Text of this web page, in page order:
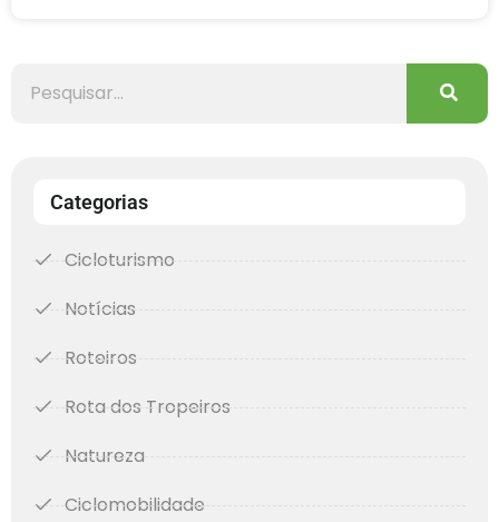
Categorias
Cicloturismo
Notícias
Roteiros
Rota dos Tropeiros
Natureza
Ciclomobilidade